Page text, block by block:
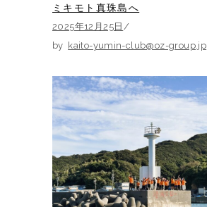
ミキモト真珠島へ
2025年12月25日
by kaito-yumin-club@oz-group.jp